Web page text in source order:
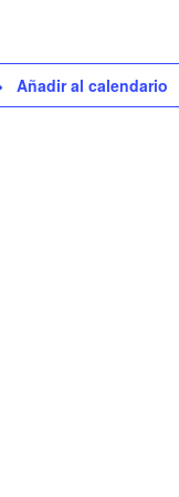
Añadir al calendario